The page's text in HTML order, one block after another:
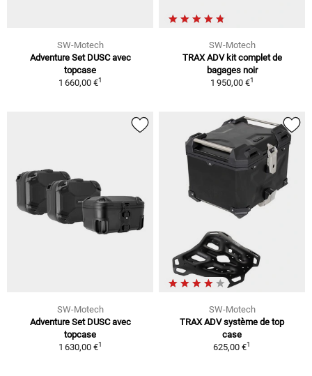
SW-Motech
Adventure Set DUSC avec
topcase
1 660,00 €1
SW-Motech
TRAX ADV kit complet de
bagages noir
1 950,00 €1
SW-Motech
Adventure Set DUSC avec
topcase
1 630,00 €1
SW-Motech
TRAX ADV système de top
case
625,00 €1